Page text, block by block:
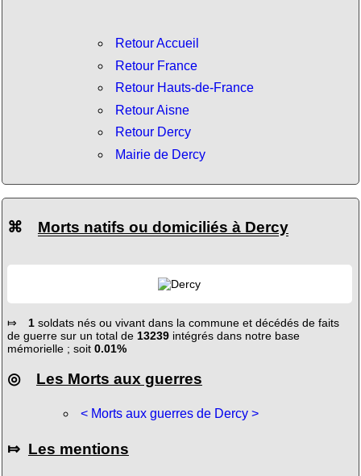
Retour Accueil
Retour France
Retour Hauts-de-France
Retour Aisne
Retour Dercy
Mairie de Dercy
⌘ Morts natifs ou domiciliés à Dercy
⤇ 1soldats nés ou vivant dans la commune et décédés de faits
de guerre sur un total de 13239intégrés dans notre base
mémorielle ; soit 0.01%
◎ Les Morts aux guerres
< Morts aux guerres de Dercy >
⤇ Les mentions